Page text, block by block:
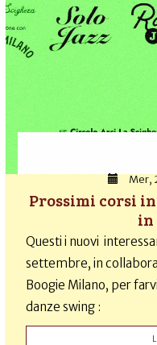
Mer,
Prossimi corsi
in
Questi i nuovi
settembre, in
Boogie Milano, per
danze swing :